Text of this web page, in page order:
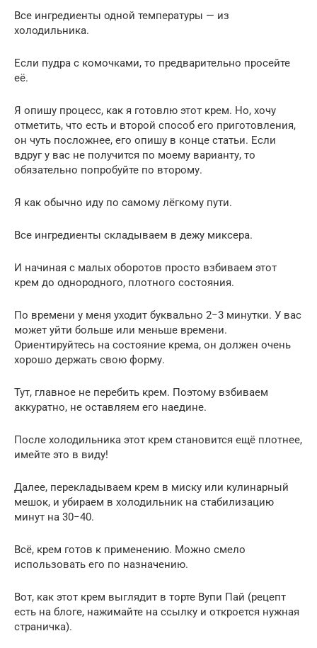
Все ингредиенты одной температуры — из
холодильника.
Если пудра с комочками, то предварительно просейте
её.
Я опишу процесс, как я готовлю этот крем. Но, хочу
отметить, что есть и второй способ его приготовления,
он чуть посложнее, его опишу в конце статьи. Если
вдруг у вас не получится по моему варианту, то
обязательно попробуйте по второму.
Я как обычно иду по самому лёгкому пути.
Все ингредиенты складываем в дежу миксера.
И начиная с малых оборотов просто взбиваем этот
крем до однородного, плотного состояния.
По времени у меня уходит буквально 2−3 минутки. У вас
может уйти больше или меньше времени.
Ориентируйтесь на состояние крема, он должен очень
хорошо держать свою форму.
Тут, главное не перебить крем. Поэтому взбиваем
аккуратно, не оставляем его наедине.
После холодильника этот крем становится ещё плотнее,
имейте это в виду!
Далее, перекладываем крем в миску или кулинарный
мешок, и убираем в холодильник на стабилизацию
минут на 30−40.
Всё, крем готов к применению. Можно смело
использовать его по назначению.
Вот, как этот крем выглядит в торте Вупи Пай (рецепт
есть на блоге, нажимайте на ссылку и откроется нужная
страничка).